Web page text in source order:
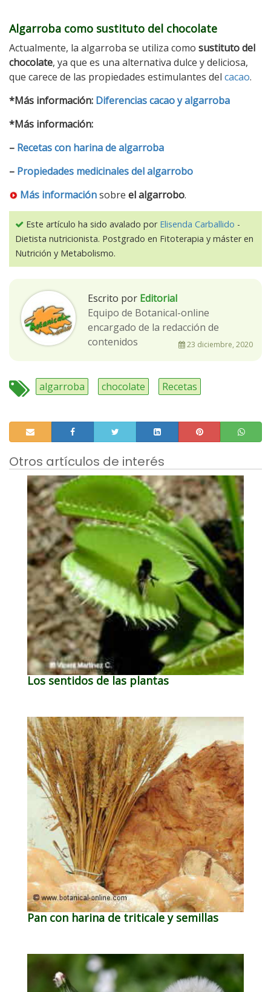
Algarroba como sustituto del chocolate
Actualmente, la algarroba se utiliza como sustituto del
chocolate, ya que es una alternativa dulce y deliciosa,
que carece de las propiedades estimulantes del cacao.
*Más información: Diferencias cacao y algarroba
*Más información:
– Recetas con harina de algarroba
– Propiedades medicinales del algarrobo
Más informaciónsobre el algarrobo.
Este artículo ha sido avalado por Elisenda Carballido -
Dietista nutricionista. Postgrado en Fitoterapia y máster en
Nutrición y Metabolismo.
Escrito por Editorial
Equipo de Botanical-online
encargado de la redacción de
contenidos
23 diciembre, 2020
algarroba chocolate Recetas
Otros artículos de interés
Los sentidos de las plantas
Pan con harina de triticale y semillas